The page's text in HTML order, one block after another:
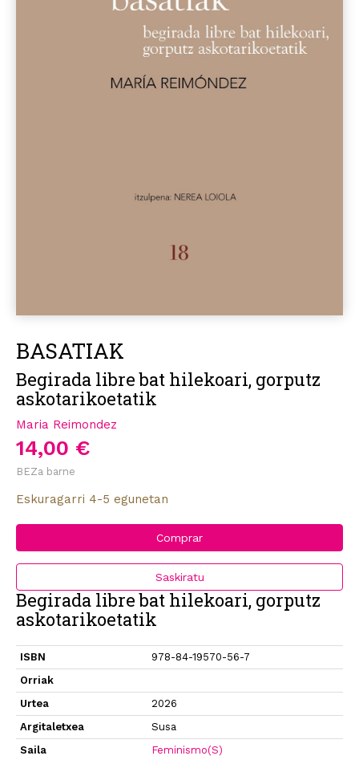
BASATIAK
Begirada libre bat hilekoari, gorputz
askotarikoetatik
Maria Reimondez
14,00 €
BEZa barne
Eskuragarri 4-5 egunetan
Comprar
Saskiratu
Begirada libre bat hilekoari, gorputz
askotarikoetatik
ISBN
978-84-19570-56-7
Orriak
Urtea
2026
Argitaletxea
Susa
Saila
Feminismo(S)